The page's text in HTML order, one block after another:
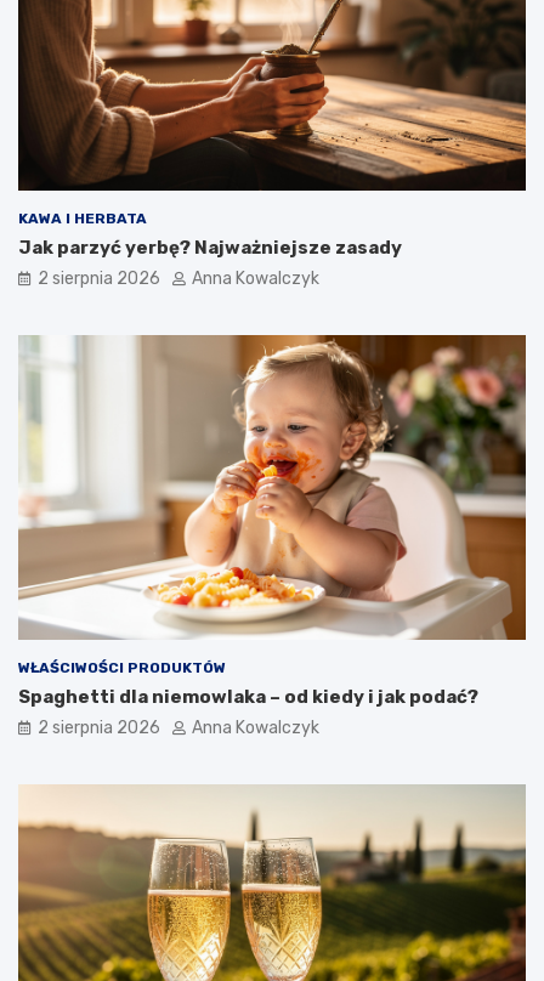
KAWA I HERBATA
Jak parzyć yerbę? Najważniejsze zasady
2 sierpnia 2026 Anna Kowalczyk
WŁAŚCIWOŚCI PRODUKTÓW
Spaghetti dla niemowlaka – od kiedy i jak podać?
2 sierpnia 2026 Anna Kowalczyk